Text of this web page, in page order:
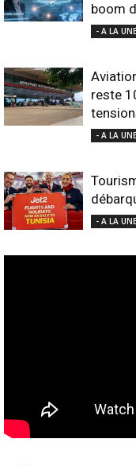
boom
- A LA UNE
reste
- A LA UNE
- A LA UNE